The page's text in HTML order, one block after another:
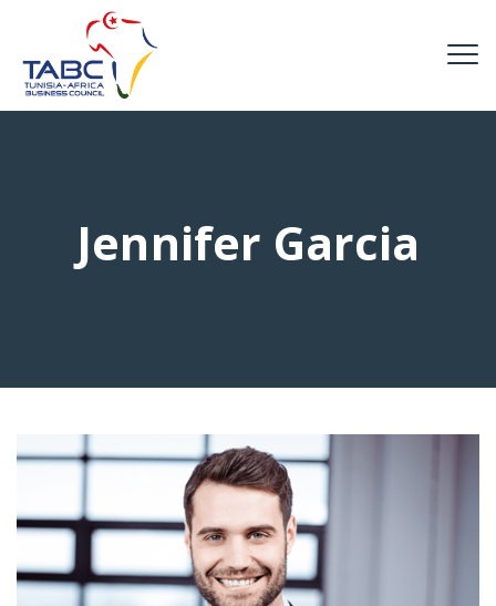
Jennifer Garcia